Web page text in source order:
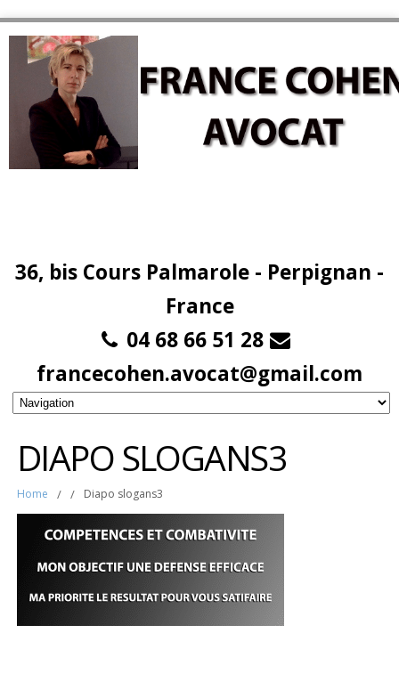
36, bis Cours Palmarole - Perpignan -
France
04 68 66 51 28
francecohen.avocat@gmail.com
DIAPO SLOGANS3
Home / / Diapo slogans3